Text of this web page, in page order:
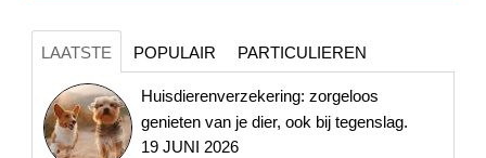
LAATSTE POPULAIR PARTICULIEREN
Huisdierenverzekering: zorgeloos
genieten van je dier, ook bij tegenslag.
19 JUNI 2026